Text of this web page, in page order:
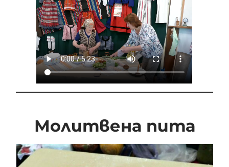
Молитвена пита